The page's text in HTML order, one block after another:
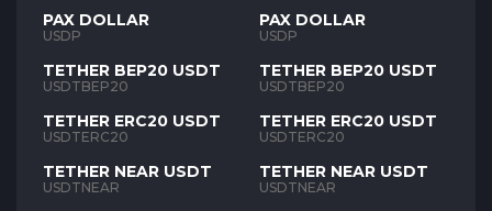
PAX DOLLAR
USDP
TETHER BEP20 USDT
USDTBEP20
TETHER ERC20 USDT
USDTERC20
TETHER NEAR USDT
USDTNEAR
PAX DOLLAR
USDP
TETHER BEP20 USDT
USDTBEP20
TETHER ERC20 USDT
USDTERC20
TETHER NEAR USDT
USDTNEAR